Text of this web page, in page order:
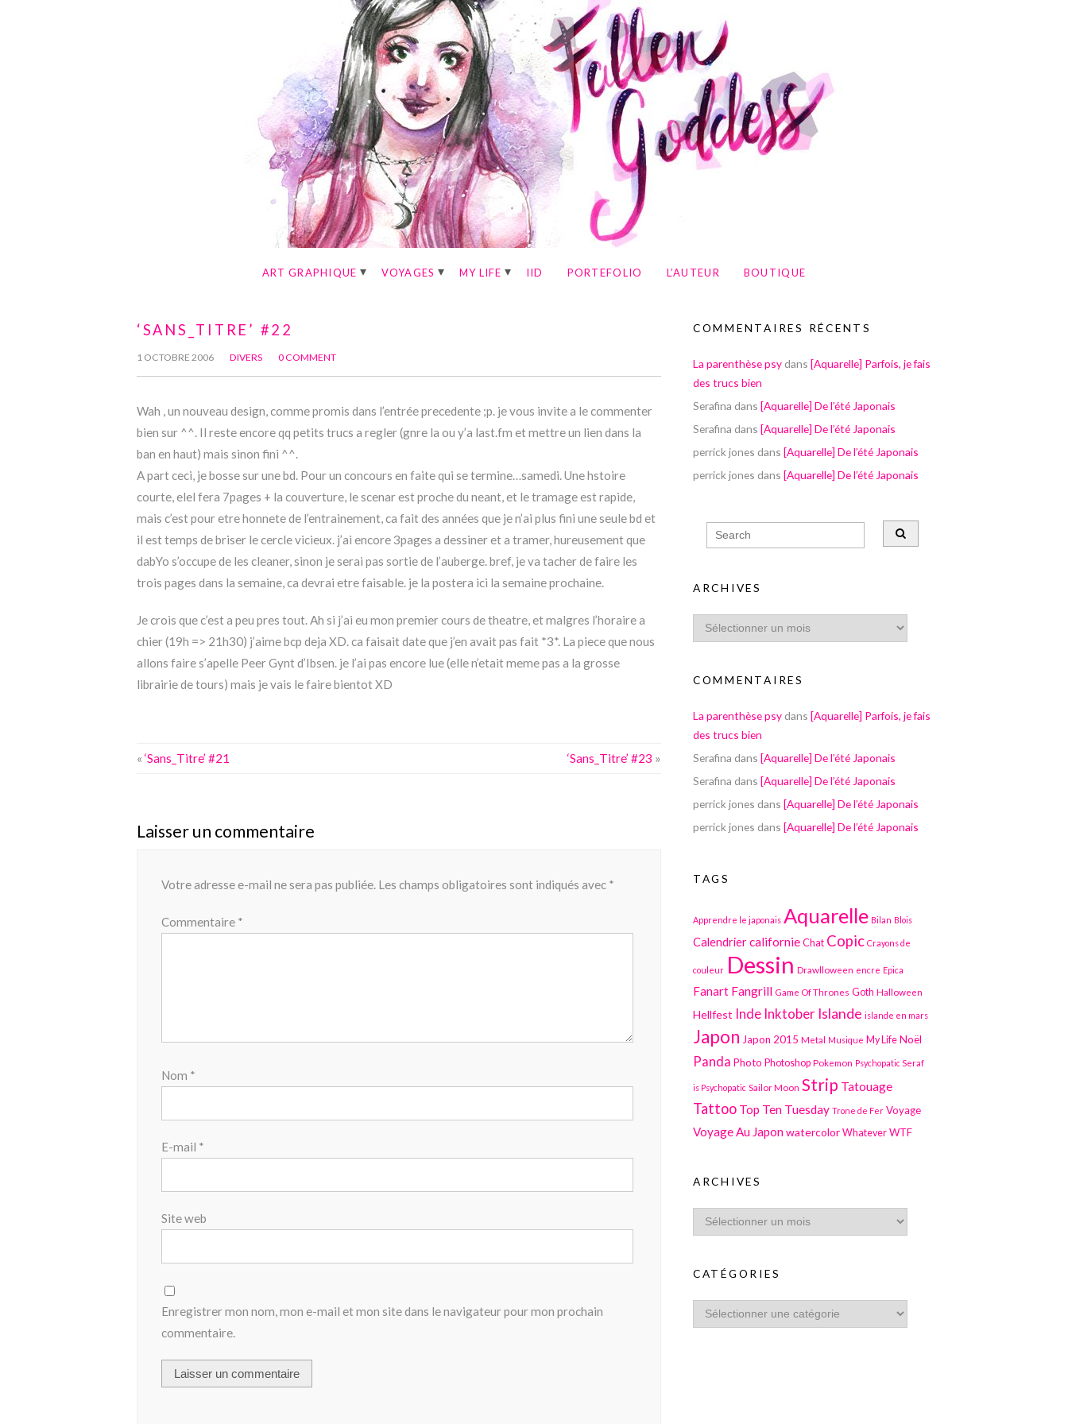
ART GRAPHIQUE VOYAGES MY LIFE IID PORTEFOLIO L’AUTEUR BOUTIQUE
‘SANS_TITRE’ #22
1 OCTOBRE 2006 DIVERS 0 COMMENT
Wah , un nouveau design, comme promis dans l’entrée precedente ;p. je vous invite a le commenter
bien sur ^^. Il reste encore qq petits trucs a regler (gnre la ou y’a last.fm et mettre un lien dans la
ban en haut) mais sinon fini ^^.
A part ceci, je bosse sur une bd. Pour un concours en faite qui se termine…samedi. Une hstoire
courte, elel fera 7pages + la couverture, le scenar est proche du neant, et le tramage est rapide,
mais c’est pour etre honnete de l’entrainement, ca fait des années que je n’ai plus fini une seule bd et
il est temps de briser le cercle vicieux. j’ai encore 3pages a dessiner et a tramer, hureusement que
dabYo s’occupe de les cleaner, sinon je serai pas sortie de l’auberge. bref, je va tacher de faire les
trois pages dans la semaine, ca devrai etre faisable. je la postera ici la semaine prochaine.
Je crois que c’est a peu pres tout. Ah si j’ai eu mon premier cours de theatre, et malgres l’horaire a
chier (19h => 21h30) j’aime bcp deja XD. ca faisait date que j’en avait pas fait *3*. La piece que nous
allons faire s’apelle Peer Gynt d’Ibsen. je l’ai pas encore lue (elle n’etait meme pas a la grosse
librairie de tours) mais je vais le faire bientot XD
« ‘Sans_Titre’ #21 ‘Sans_Titre’ #23 »
Laisser un commentaire
Votre adresse e-mail ne sera pas publiée. Les champs obligatoires sont indiqués avec *
Commentaire *
Nom *
E-mail *
Site web
Enregistrer mon nom, mon e-mail et mon site dans le navigateur pour mon prochain
commentaire.
COMMENTAIRES RÉCENTS
La parenthèse psy dans [Aquarelle] Parfois, je fais
des trucs bien
Serafina dans [Aquarelle] De l’été Japonais
Serafina dans [Aquarelle] De l’été Japonais
perrick jones dans [Aquarelle] De l’été Japonais
perrick jones dans [Aquarelle] De l’été Japonais
ARCHIVES
COMMENTAIRES
La parenthèse psy dans [Aquarelle] Parfois, je fais
des trucs bien
Serafina dans [Aquarelle] De l’été Japonais
Serafina dans [Aquarelle] De l’été Japonais
perrick jones dans [Aquarelle] De l’été Japonais
perrick jones dans [Aquarelle] De l’été Japonais
TAGS
Apprendre le japonais Aquarelle Bilan Blois
Calendriercalifornie Chat Copic Crayons de
couleur Dessin Drawlloween encre Epica
Fanart Fangrill Game Of Thrones Goth Halloween
Hellfest Inde Inktober Islande islande en mars
Japon Japon 2015 Metal Musique My Life Noël
Panda Photo Photoshop Pokemon Psychopatic Seraf
is Psychopatic Sailor Moon Strip Tatouage
Tattoo Top Ten Tuesday Trone de Fer Voyage
Voyage Au Japonwatercolor Whatever WTF
ARCHIVES
CATÉGORIES